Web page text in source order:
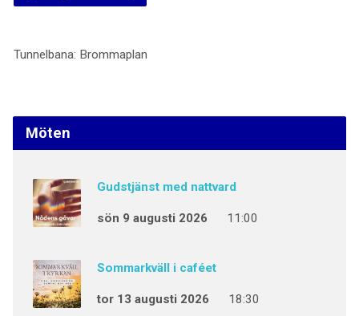
Tunnelbana: Brommaplan
Möten
Gudstjänst med nattvard
sön 9 augusti 2026 11:00
Sommarkväll i caféet
tor 13 augusti 2026 18:30